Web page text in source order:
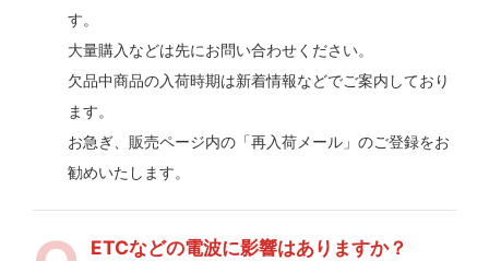
す。
大量購入などは先にお問い合わせください。
欠品中商品の入荷時期は新着情報などでご案内しており
ます。
お急ぎ、販売ページ内の「再入荷メール」のご登録をお
勧めいたします。
ETCなどの電波に影響はありますか？